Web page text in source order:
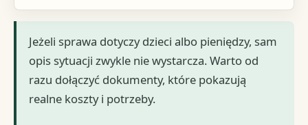
Jeżeli sprawa dotyczy dzieci albo pieniędzy, sam
opis sytuacji zwykle nie wystarcza. Warto od
razu dołączyć dokumenty, które pokazują
realne koszty i potrzeby.